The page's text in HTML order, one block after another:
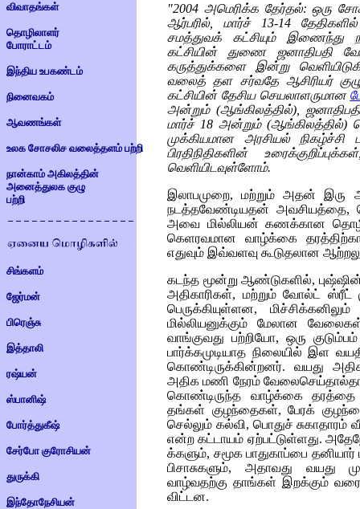
விவாதங்கள்
தொழிலாளர்
போராட்டம்
இந்திய உபகண்டம்
நினைவகம்
ஆவணங்கள்
உலக சோசலிச வலைத்தளம் பற்றி
நான்காம் அகிலத்தின்
அனைத்துலக குழு
பற்றி
சிங்களம்
ஜேர்மன்
பிரெஞ்சு
இத்தாலி
ரஷ்யன்
ஸ்பானிஷ்
போர்த்துகீஷ்
சேர்போ குரோசியன்
துருக்கி
இந்தோநேசியன்
"2004 அமெரிக்க தேர்தல்: ஒரு
ஆர்பரில், மார்ச் 13-14
சமத்துவக் கட்சியும் இணைந்து
கட்சியின் துணை ஜனாதிபதி
கருத்துக்களை
இன்று
வலைத் தள சர்வதே ஆசிரியர்
கட்சியின் தேசிய செயலாளருமான
அன்றும் (ஆங்கிலத்தில்),
மார்ச் 18 அன்றும் (ஆங்கிலத்தில்)
முக்கியமான அரசியல் நிகழ்ச்சி
பிரதிநிதிகளின்
வெளியிடவுள்ளோம்.
இலாபமுறை, மற்றும் அதன் இரு
நடத்தவேண்டியதன் அவசியத்தை,
அவை மில்லியன் கணக்கான
கெளரவமான வாழ்க்கை
எதுவும் இவ்வளவு கூடுதலான
கடந்த மூன்று ஆண்டுகளில்,
அதிகாரிகள், மற்றும் வோல்ட் ஸ்ரீட்
பெருக்கியுள்ளன,
மில்லியனுக்கும் மேலான
வாங்குவது பற்றியோ, ஒரு
பார்க்கமுடியாத நிலையில் இள
கொண்டிருக்கின்றனர். வயது
அதிக மணி நேரம்
கொண்டிருந்த வாழ்க்கை தரத்தை
தங்கள் குழந்தைகள், பேரக்
செல்லும் கல்வி, பொதுச் சுகாதாரம்
என்ற கட்டாயம் ஏற்பட்டுள்ளது.
க்களும், சமூக பாதுகாப்பை
பிசாசுகளும், அதாவது வயது
வாழ்வதற்கு தாங்கள் இறக்கும்
விட்டன.